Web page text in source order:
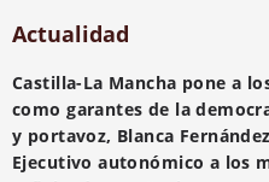
Actualidad
Castilla-La Mancha pone a
como garantes de la
y portavoz, Blanca
Ejecutivo autonómico a los